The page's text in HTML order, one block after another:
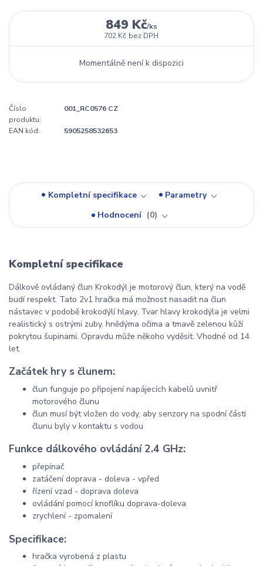
849 Kč/ks
702 Kč bez DPH
Momentálně není k dispozici
Číslo
produktu:
001_RC0576 CZ
EAN kód: 5905258532653
Kompletní specifikace
Parametry
Hodnocení
0
Kompletní specifikace
Dálkově ovládaný člun Krokodýl je motorový člun, který na vodě
budí respekt. Tato 2v1 hračka má možnost nasadit na člun
nástavec v podobě krokodýlí hlavy. Tvar hlavy krokodýla je velmi
realistický s ostrými zuby, hnědýma očima a tmavě zelenou kůží
pokrytou šupinami. Opravdu může někoho vyděsit. Vhodné od 14
let.
Začátek hry s člunem:
člun funguje po připojení napájecích kabelů uvnitř
motorového člunu
člun musí být vložen do vody, aby senzory na spodní části
člunu byly v kontaktu s vodou
Funkce dálkového ovládání 2.4 GHz:
přepínač
zatáčení doprava - doleva - vpřed
řízení vzad - doprava doleva
ovládání pomocí knoflíku doprava-doleva
zrychlení - zpomalení
Specifikace:
hračka vyrobená z plastu